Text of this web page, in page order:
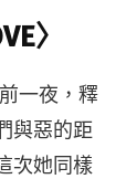
〉
一夜，釋
與惡的距
次她同樣